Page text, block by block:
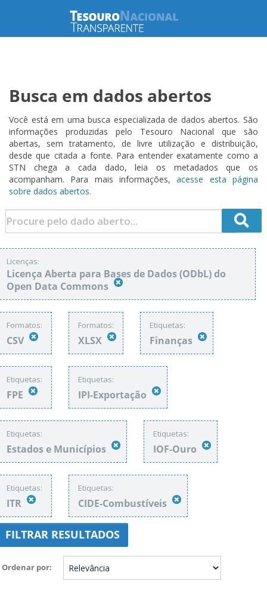
Busca em dados abertos
Você está em uma busca especializada de dados abertos. São
informações produzidas pelo Tesouro Nacional que são
abertas, sem tratamento, de livre utilização e distribuição,
desde que citada a fonte. Para entender exatamente como a
STN chega a cada dado, leia os metadados que os
acompanham. Para mais informações,acesse esta página
sobre dados abertos.
Licenças:
Licença Aberta para Bases de Dados (ODbL) do
Open Data Commons
Formatos:
CSV
Formatos:
XLSX
Etiquetas:
Finanças
Etiquetas:
FPE
Etiquetas:
IPI-Exportação
Etiquetas:
Estados e Municípios
Etiquetas:
IOF-Ouro
Etiquetas:
ITR
Etiquetas:
CIDE-Combustíveis
FILTRAR RESULTADOS
Ordenar por